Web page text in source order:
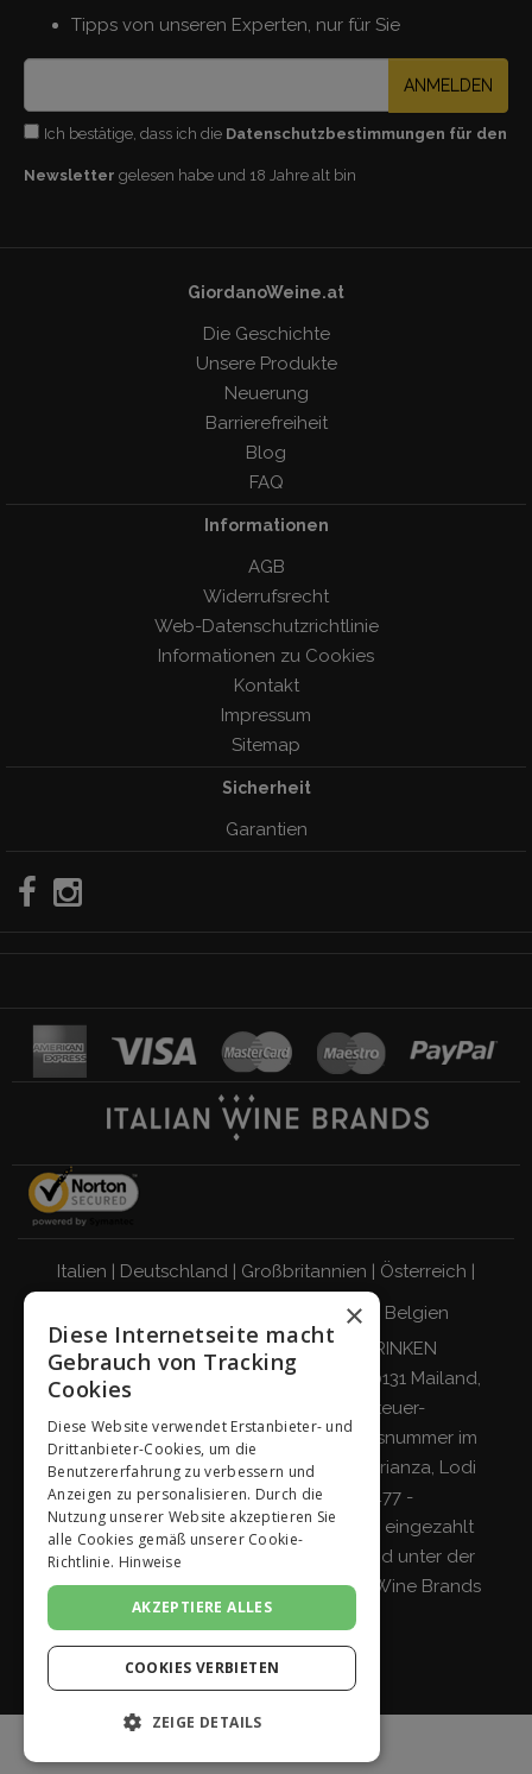
Tipps von unseren Experten, nur für Sie
ANMELDEN
Ich bestätige, dass ich die Datenschutzbestimmungen für den
Newsletter gelesen habe und 18 Jahre alt bin
GiordanoWeine.at
Die Geschichte
Unsere Produkte
Neuerung
Barrierefreiheit
Blog
FAQ
Informationen
AGB
Widerrufsrecht
Web-Datenschutzrichtlinie
Informationen zu Cookies
Kontakt
Impressum
Sitemap
Sicherheit
Garantien
Italien | Deutschland | Großbritannien | Österreich |
Frankreich
Belgien
VERANTWORTUNGSBEWUSST TRINKEN
Giordano Vini S.p.A. Viale Abruzzi 94, 20131 Mailand,
Italien - Steuernummer, Umsatzsteuer-
Identifikationsnummer und Eintragungsnummer im
Handelsregister von Mailand, Monza-Brianza, Lodi
04642870960 - R.E.A. MI-2564477 -
Gesellschaftskapital 500.000 Euro voll eingezahlt
Gesellschaft mit einzigem Teilhaber und unter der
Leitung und Koordinierung vonItalian Wine Brands
S.p.A.
×
Diese Internetseite macht
Gebrauch von Tracking
Cookies
Diese Website verwendet Erstanbieter- und
Drittanbieter-Cookies, um die
Benutzererfahrung zu verbessern und
Anzeigen zu personalisieren. Durch die
Nutzung unserer Website akzeptieren Sie
alle Cookies gemäß unserer Cookie-
Richtlinie. Hinweise
AKZEPTIERE ALLES
COOKIES VERBIETEN
ZEIGE DETAILS